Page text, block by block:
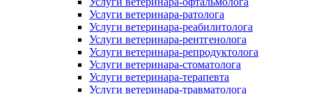
Услуги ветеринара-ратолога
Услуги ветеринара-реабилитолога
Услуги ветеринара-рентгенолога
Услуги ветеринара-репродуктолога
Услуги ветеринара-стоматолога
Услуги ветеринара-терапевта
Услуги ветеринара-травматолога